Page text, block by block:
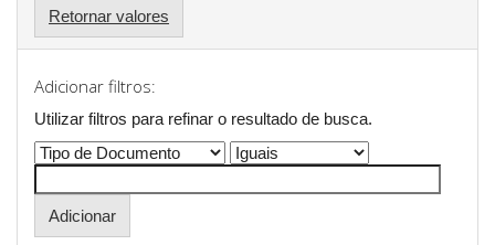
Retornar valores
Adicionar filtros:
Utilizar filtros para refinar o resultado de busca.